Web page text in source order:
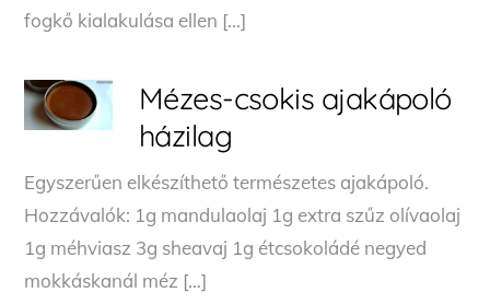
fogkő kialakulása ellen […]
Mézes-csokis ajakápoló
házilag
Egyszerűen elkészíthető természetes ajakápoló.
Hozzávalók: 1g mandulaolaj 1g extra szűz olívaolaj
1g méhviasz 3g sheavaj 1g étcsokoládé negyed
mokkáskanál méz […]